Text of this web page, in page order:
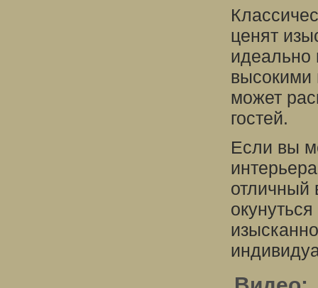
ценят
идеально
высокими
может
гостей.
Если вы
отличный